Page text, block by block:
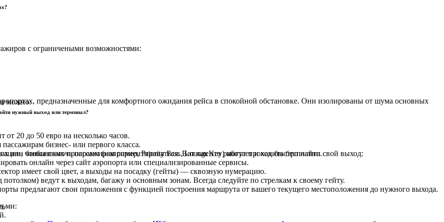
с ограничеными возможностями:
можно:
предназначенные для комфортного ожидания рейса в спокойной обстановке. Они изолированы от шума основных
20 до 50 евро на несколько часов.
бизнес- или первого класса.
банковских программ (например, Priority Pass, LoungeKey) могут проходить бесплатно.
онлайн через сайт аэропорта или специализированные сервисы.
нужный выход или терминал?
чтобы помочь пассажирам сориентироваться. Вот как это работает и как быстро найти свой выход:
имеет свой цвет, а выходы на посадку (гейты) — сквозную нумерацию.
ведут к выходам, багажу и основным зонам. Всегда следуйте по стрелкам к своему гейту.
предлагают свои приложения с функцией построения маршрута от вашего текущего местоположения до нужного выхода.